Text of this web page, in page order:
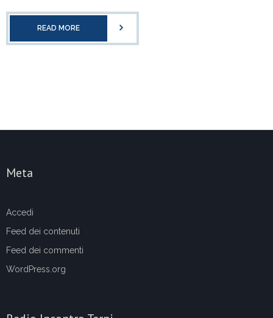
READ MORE
Meta
Accedi
Feed dei contenuti
Feed dei commenti
WordPress.org